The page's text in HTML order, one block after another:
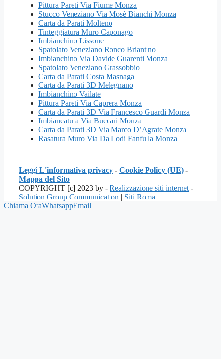
Pittura Pareti Via Fiume Monza
Stucco Veneziano Via Mosè Bianchi Monza
Carta da Parati Molteno
Tinteggiatura Muro Caponago
Imbianchino Lissone
Spatolato Veneziano Ronco Briantino
Imbianchino Via Davide Guarenti Monza
Spatolato Veneziano Grassobbio
Carta da Parati Costa Masnaga
Carta da Parati 3D Melegnano
Imbianchino Vailate
Pittura Pareti Via Caprera Monza
Carta da Parati 3D Via Francesco Guardi Monza
Imbiancatura Via Buccari Monza
Carta da Parati 3D Via Marco D’Agrate Monza
Rasatura Muro Via Da Lodi Fanfulla Monza
Leggi L'informativa privacy - Cookie Policy (UE) -
Mappa del Sito
COPYRIGHT [c] 2023 by - Realizzazione siti internet -
Solution Group Communication | Siti Roma
Chiama OraWhatsappEmail